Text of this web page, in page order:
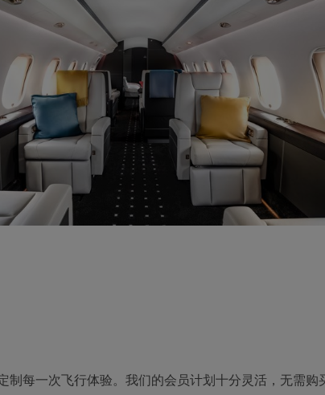
每一次飞行体验。我们的会员计划十分灵活，无需